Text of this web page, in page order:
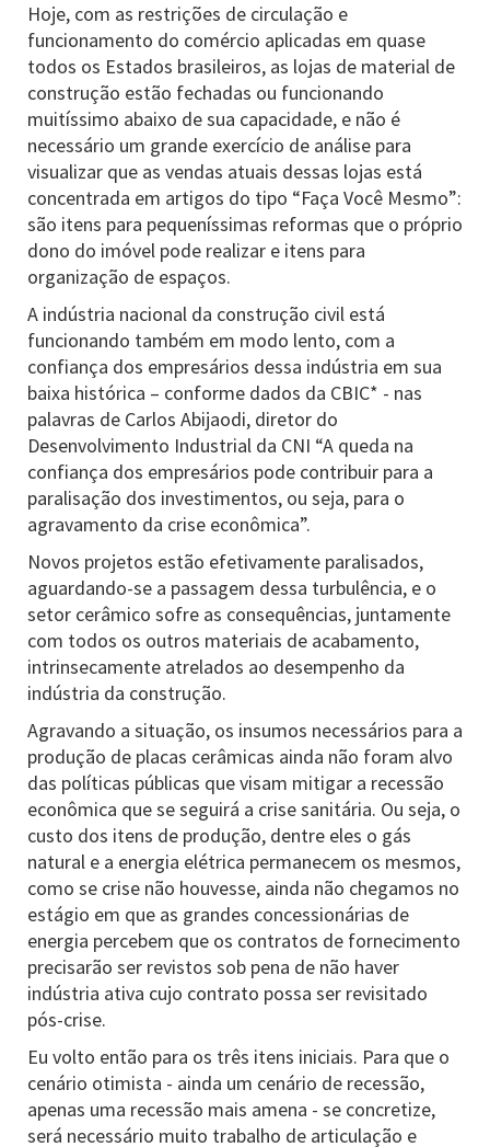
Hoje, com as restrições de circulação e
funcionamento do comércio aplicadas em quase
todos os Estados brasileiros, as lojas de material de
construção estão fechadas ou funcionando
muitíssimo abaixo de sua capacidade, e não é
necessário um grande exercício de análise para
visualizar que as vendas atuais dessas lojas está
concentrada em artigos do tipo “Faça Você Mesmo”:
são itens para pequeníssimas reformas que o próprio
dono do imóvel pode realizar e itens para
organização de espaços.
A indústria nacional da construção civil está
funcionando também em modo lento, com a
confiança dos empresários dessa indústria em sua
baixa histórica – conforme dados da CBIC* - nas
palavras de Carlos Abijaodi, diretor do
Desenvolvimento Industrial da CNI “A queda na
confiança dos empresários pode contribuir para a
paralisação dos investimentos, ou seja, para o
agravamento da crise econômica”.
Novos projetos estão efetivamente paralisados,
aguardando-se a passagem dessa turbulência, e o
setor cerâmico sofre as consequências, juntamente
com todos os outros materiais de acabamento,
intrinsecamente atrelados ao desempenho da
indústria da construção.
Agravando a situação, os insumos necessários para a
produção de placas cerâmicas ainda não foram alvo
das políticas públicas que visam mitigar a recessão
econômica que se seguirá a crise sanitária. Ou seja, o
custo dos itens de produção, dentre eles o gás
natural e a energia elétrica permanecem os mesmos,
como se crise não houvesse, ainda não chegamos no
estágio em que as grandes concessionárias de
energia percebem que os contratos de fornecimento
precisarão ser revistos sob pena de não haver
indústria ativa cujo contrato possa ser revisitado
pós-crise.
Eu volto então para os três itens iniciais. Para que o
cenário otimista - ainda um cenário de recessão,
apenas uma recessão mais amena - se concretize,
será necessário muito trabalho de articulação e